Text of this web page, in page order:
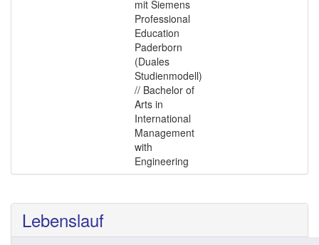
mit Siemens
Professional
Education
Paderborn
(Duales
Studienmodell)
// Bachelor of
Arts in
International
Management
with
Engineering
Lebenslauf